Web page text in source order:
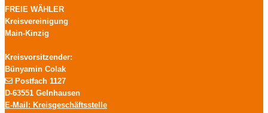
FREIE WÄHLER
Kreisvereinigung
Main-Kinzig
Kreisvorsitzender:
Bünyamin Colak
Postfach 1127
D-63551 Gelnhausen
E-Mail: Kreisgeschäftsstelle